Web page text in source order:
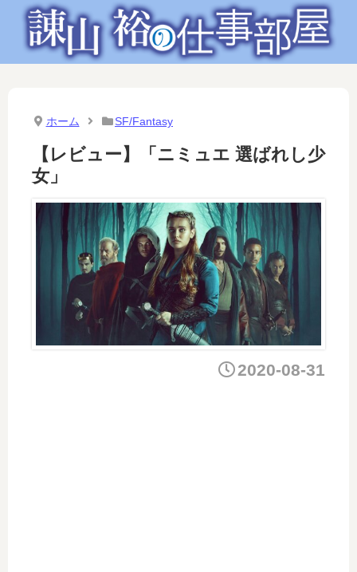
ホーム SF/Fantasy
【レビュー】「ニミュエ 選ばれし少
女」
2020-08-31